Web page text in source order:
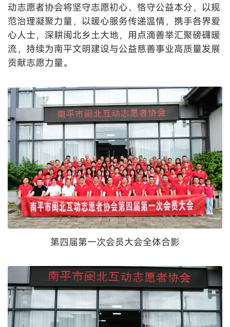
动志愿者协会将坚守志愿初心、恪守公益本分，以规
范治理凝聚力量，以暖心服务传递温情，携手各界爱
心人士，深耕闽北乡土大地，用点滴善举汇聚磅礴暖
流，持续为南平文明建设与公益慈善事业高质量发展
贡献志愿力量。
第四届第一次会员大会全体合影